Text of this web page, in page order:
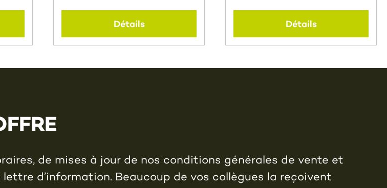
Détails Détails
de mises à jour de nos conditions générales de vente et
d’information. Beaucoup de vos collègues la reçoivent